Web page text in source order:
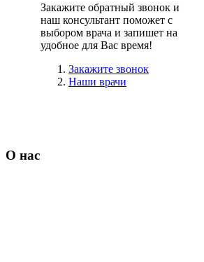
Закажите обратный звонок и
наш консультант поможет с
выбором врача и запишет на
удобное для Вас время!
Закажите звонок
Наши врачи
О нас